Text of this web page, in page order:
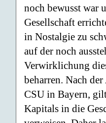
noch bewusst war
Gesellschaft
in Nostalgie zu
auf der noch
Verwirklichung
beharren. Nach
CSU in Bayern,
Kapitals in die